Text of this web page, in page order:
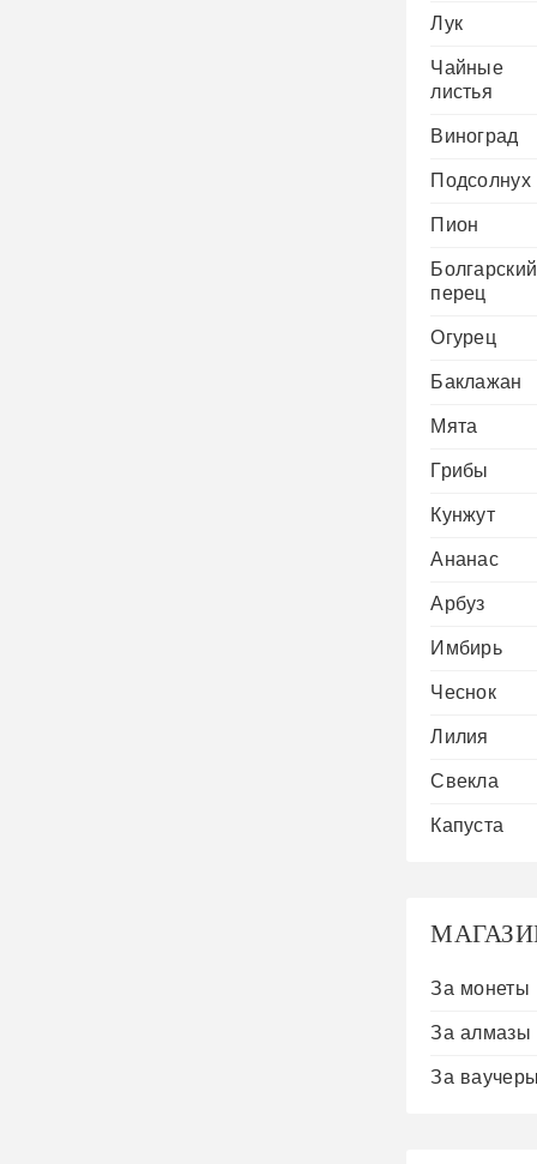
Лук
Чайные
листья
Виноград
Подсолнух
Пион
Болгарский
перец
Огурец
Баклажан
Мята
Грибы
Кунжут
Ананас
Арбуз
Имбирь
Чеснок
Лилия
Свекла
Капуста
За монеты
За алмазы
За